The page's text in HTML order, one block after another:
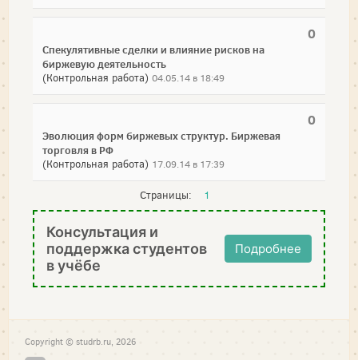
0
Спекулятивные сделки и влияние рисков на
биржевую деятельность
(Контрольная работа) 04.05.14 в 18:49
0
Эволюция форм биржевых структур. Биржевая
торговля в РФ
(Контрольная работа) 17.09.14 в 17:39
Страницы: 1
Консультация и
поддержка студентов
в учёбе
Подробнее
Copyright © studrb.ru, 2026